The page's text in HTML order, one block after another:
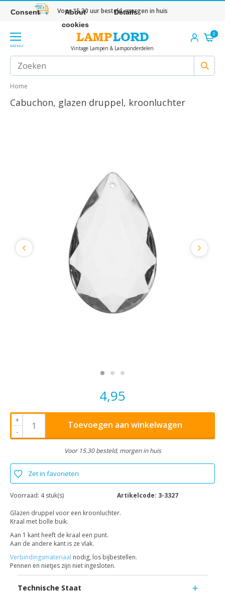
Voor 15.30 uur besteld, morgen in huis
MENU Vintage Lampen & Lamponderdelen
0
Home
Cabuchon, glazen druppel, kroonluchter
4,95
+
-
Toevoegen aan winkelwagen
Voor 15.30 besteld, morgen in huis
Zet in favorieten
Voorraad: 4 stuk(s) Artikelcode: 3-3327
Glazen druppel voor een kroonluchter.
Kraal met bolle buik.
Aan 1 kant heeft de kraal een punt.
Aan de andere kant is ze vlak.
Verbindingsmateriaal nodig, los bijbestellen.
Pennen en nietjes zijn niet ingesloten.
Technische Staat
Consent
About
cookies
Details